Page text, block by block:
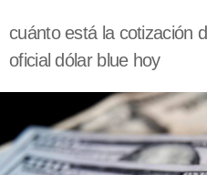
cuánto está la cotización
oficial dólar blue hoy